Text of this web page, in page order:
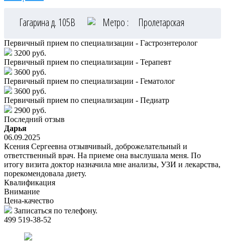
Гагарина д. 105В Метро : Пролетарская
Первичный прием по специализации - Гастроэнтеролог
3200 руб.
Первичный прием по специализации - Терапевт
3600 руб.
Первичный прием по специализации - Гематолог
3600 руб.
Первичный прием по специализации - Педиатр
2900 руб.
Последний отзыв
Дарья
06.09.2025
Ксения Сергеевна отзывчивый, доброжелательный и
ответственный врач. На приеме она выслушала меня. По
итогу визита доктор назначила мне анализы, УЗИ и лекарства,
порекомендовала диету.
Квалификация
Внимание
Цена-качество
Записаться по телефону.
499 519-38-52